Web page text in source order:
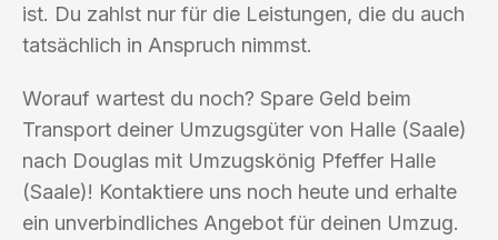
ist. Du zahlst nur für die Leistungen, die du auch
tatsächlich in Anspruch nimmst.
Worauf wartest du noch? Spare Geld beim
Transport deiner Umzugsgüter von Halle (Saale)
nach Douglas mit Umzugskönig Pfeffer Halle
(Saale)! Kontaktiere uns noch heute und erhalte
ein unverbindliches Angebot für deinen Umzug.